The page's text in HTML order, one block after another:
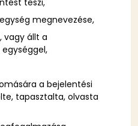
teszi,
megnevezése,
vagy állt a
a bejelentési
tapasztalta, olvasta